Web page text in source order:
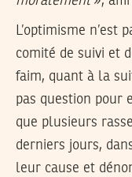
L’optimisme n’est
comité de suivi et
faim, quant à la
pas question pour
que plusieurs
derniers jours,
leur cause et